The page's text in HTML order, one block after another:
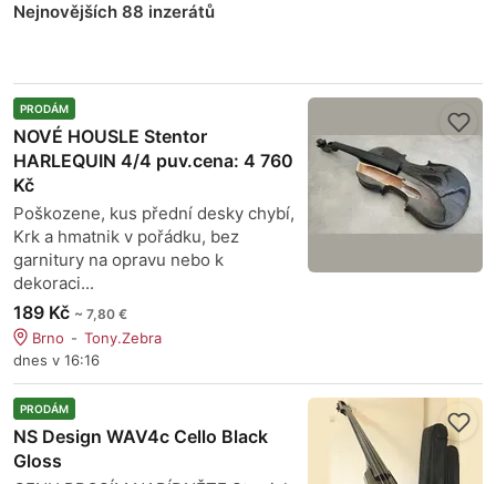
Nejnovějších 88 inzerátů
PRODÁM
NOVÉ HOUSLE Stentor
HARLEQUIN 4/4 puv.cena: 4 760
Kč
Poškozene, kus přední desky chybí,
Krk a hmatnik v pořádku, bez
garnitury na opravu nebo k
dekoraci...
189 Kč ~ 7,80 €
Brno
Tony.Zebra
dnes v 16:16
PRODÁM
NS Design WAV4c Cello Black
Gloss